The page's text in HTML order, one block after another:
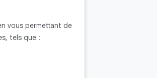
vous permettant de
tels que :